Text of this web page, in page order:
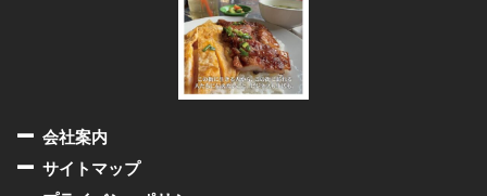
会社案内
サイトマップ